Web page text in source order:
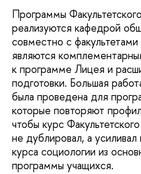
Программы
реализуются кафедрой
совместно с
являются
к программе Лицея и
подготовки. Большая
была проведена для
которые повторяют
чтобы курс
не дублировал, а
курса социологии из
программы учащихся.